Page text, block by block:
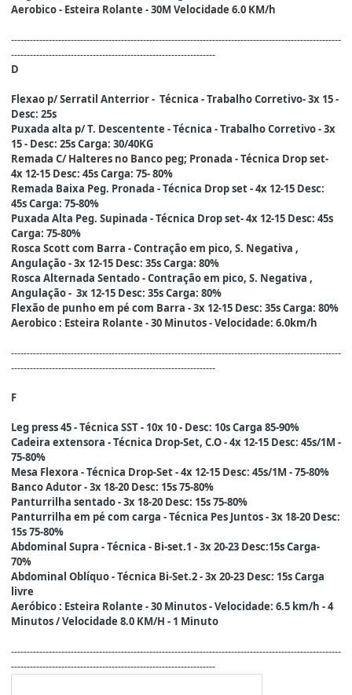
Aerobico - Esteira Rolante - 30M Velocidade 6.0 KM/h
---------------------------------------------------------------------------------------------------------
-----------------------------------------------------------------
D
Flexao p/ Serratil Anterrior - Técnica - Trabalho Corretivo- 3x 15 -
Desc: 25s
Puxada alta p/ T. Descentente - Técnica - Trabalho Corretivo - 3x
15 - Desc: 25s Carga: 30/40KG
Remada C/ Halteres no Banco peg; Pronada - Técnica Drop set-
4x 12-15 Desc: 45s Carga: 75- 80%
Remada Baixa Peg. Pronada - Técnica Drop set - 4x 12-15 Desc:
45s Carga: 75-80%
Puxada Alta Peg. Supinada - Técnica Drop set- 4x 12-15 Desc: 45s
Carga: 75-80%
Rosca Scott com Barra - Contração em pico, S. Negativa ,
Angulação - 3x 12-15 Desc: 35s Carga: 80%
Rosca Alternada Sentado - Contração em pico, S. Negativa ,
Angulação - 3x 12-15 Desc: 35s Carga: 80%
Flexão de punho em pé com Barra - 3x 12-15 Desc: 35s Carga: 80%
Aerobico : Esteira Rolante - 30 Minutos - Velocidade: 6.0km/h
---------------------------------------------------------------------------------------------------------
-----------------------------------------------------------------
F
Leg press 45 - Técnica SST - 10x 10 - Desc: 10s Carga 85-90%
Cadeira extensora - Técnica Drop-Set, C.O - 4x 12-15 Desc: 45s/1M -
75-80%
Mesa Flexora - Técnica Drop-Set - 4x 12-15 Desc: 45s/1M - 75-80%
Banco Adutor - 3x 18-20 Desc: 15s 75-80%
Panturrilha sentado - 3x 18-20 Desc: 15s 75-80%
Panturrilha em pé com carga - Técnica Pes Juntos - 3x 18-20 Desc:
15s 75-80%
Abdominal Supra - Técnica - Bi-set.1 - 3x 20-23 Desc:15s Carga-
70%
Abdominal Oblíquo - Técnica Bi-Set.2 - 3x 20-23 Desc: 15s Carga
livre
Aeróbico : Esteira Rolante - 30 Minutos - Velocidade: 6.5 km/h - 4
Minutos / Velocidade 8.0 KM/H - 1 Minuto
---------------------------------------------------------------------------------------------------------
-----------------------------------------------------------------